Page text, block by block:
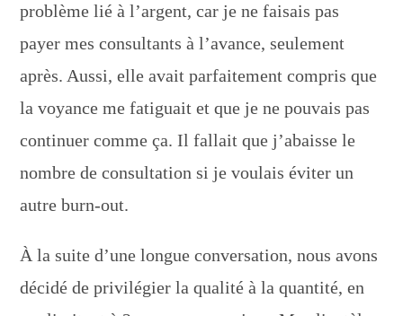
problème lié à l’argent, car je ne faisais pas
payer mes consultants à l’avance, seulement
après. Aussi, elle avait parfaitement compris que
la voyance me fatiguait et que je ne pouvais pas
continuer comme ça. Il fallait que j’abaisse le
nombre de consultation si je voulais éviter un
autre burn-out.
À la suite d’une longue conversation, nous avons
décidé de privilégier la qualité à la quantité, en